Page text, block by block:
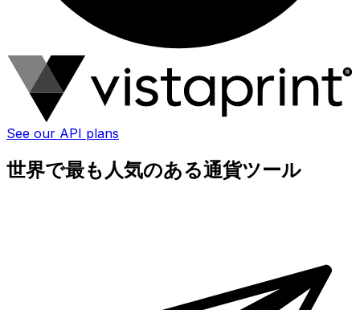
See our API plans
世界で最も人気のある通貨ツール